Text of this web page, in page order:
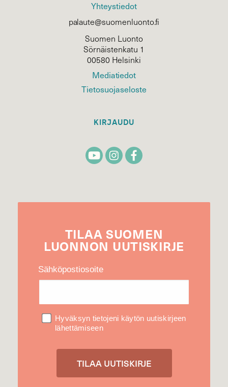
Yhteystiedot
palaute@suomenluonto.fi
Suomen Luonto
Sörnäistenkatu 1
00580 Helsinki
Mediatiedot
Tietosuojaseloste
KIRJAUDU
TILAA SUOMEN
LUONNON UUTIS­KIRJE
Sähköpostiosoite
Hyväksyn tietojeni käytön uutiskirjeen
lähettämiseen